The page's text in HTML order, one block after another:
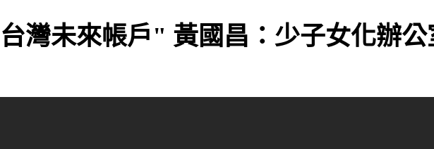
灣未來帳戶" 黃國昌：少子女化辦公